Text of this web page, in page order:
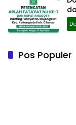
Pos Populer